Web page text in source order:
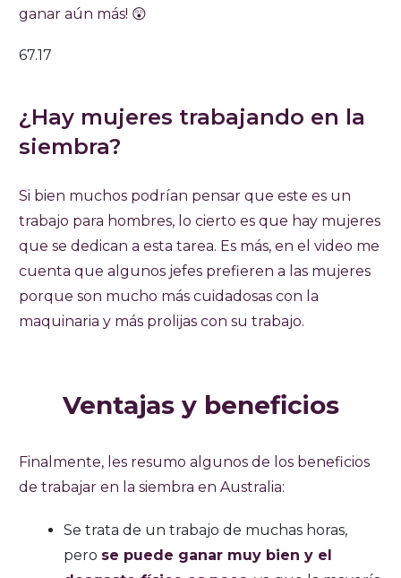
ganar aún más! 😲
67.17
¿Hay mujeres trabajando en la
siembra?
Si bien muchos podrían pensar que este es un
trabajo para hombres, lo cierto es que hay mujeres
que se dedican a esta tarea. Es más, en el video me
cuenta que algunos jefes prefieren a las mujeres
porque son mucho más cuidadosas con la
maquinaria y más prolijas con su trabajo.
Ventajas y beneficios
Finalmente, les resumo algunos de los beneficios
de trabajar en la siembra en Australia:
Se trata de un trabajo de muchas horas,
pero se puede ganar muy bien y el